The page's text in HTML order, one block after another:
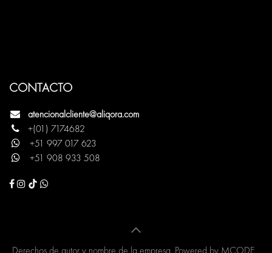
CONTACTO
atencionalcliente@aliqora.com
+(01) 7174682
+51 997017623
+51 908 933 508
Derechos de autor y nombre de la empresa. Powered by MCODE